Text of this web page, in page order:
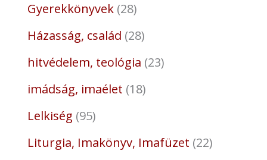
Gyerekkönyvek 28
Házasság, család 28
hitvédelem, teológia 23
imádság, imaélet 18
Lelkiség 95
Liturgia, Imakönyv, Imafüzet 22